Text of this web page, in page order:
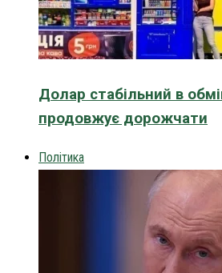
Долар стабільний в
продовжує дорожчати
Політика